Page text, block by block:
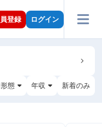
登録 ログイン
態 年収 新着のみ